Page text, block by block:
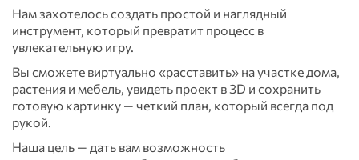
Нам захотелось создать простой и наглядный
инструмент, который превратит процесс в
увлекательную игру.
Вы сможете виртуально «расставить» на участке дома,
растения и мебель, увидеть проект в 3D и сохранить
готовую картинку — четкий план, который всегда под
рукой.
Наша цель — дать вам возможность